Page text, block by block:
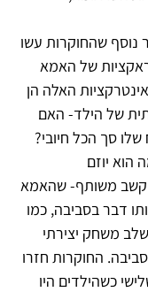
נוסף שהחוקרות עשו
של האמא
האלה הן
של הילד- האם
סך הכל חיובי?
הוא יוזם
קשב משותף- שהאמא
דבר בסביבה, כמו
משחק יצירתי
החוקרות חזרו
כשהילדים היו